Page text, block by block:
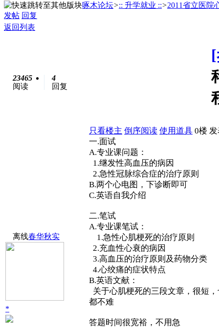
啄木论坛>:: 升学就业 ::>2011省立医院
发帖 回复
返回列表
23465
阅读
4
回复
离线春华秋实
*
只看楼主 倒序阅读 使用道具 0楼 发
一.面试
A.专业课问题：
1.继发性高血压的病因
2.急性冠脉综合症的治疗原则
B.两个心电图，下诊断即可
C.英语自我介绍
二.笔试
A.专业课笔试：
1.急性心肌梗死的治疗原则
2.充血性心衰的病因
3.高血压的治疗原则及药物分类
4.心绞痛的症状特点
B.英语文献：
关于心肌梗死的三段文章，很短
都不难
答题时间很宽裕，不用急